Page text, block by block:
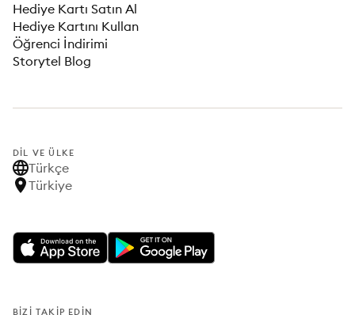
Hediye Kartı Satın Al
Hediye Kartını Kullan
Öğrenci İndirimi
Storytel Blog
DIL VE ÜLKE
Türkçe
Türkiye
BIZI TAKIP EDIN